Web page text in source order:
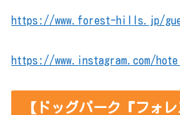
https://www.forest-hills.jp/
https://www.instagram.com/
【ドッグパーク『フォ